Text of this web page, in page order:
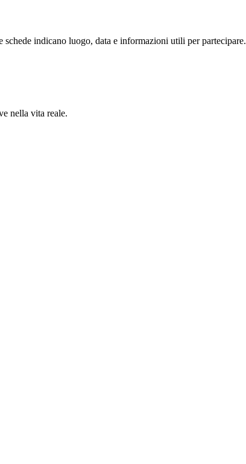
indicano luogo, data e informazioni utili per partecipare.
nella vita reale.